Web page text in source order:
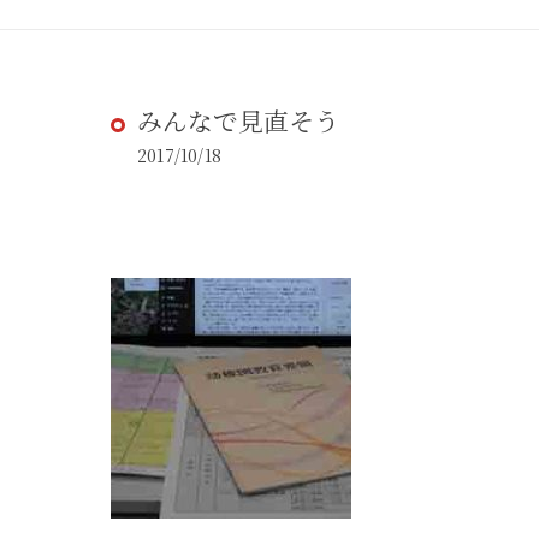
みんなで見直そう
2017/10/18